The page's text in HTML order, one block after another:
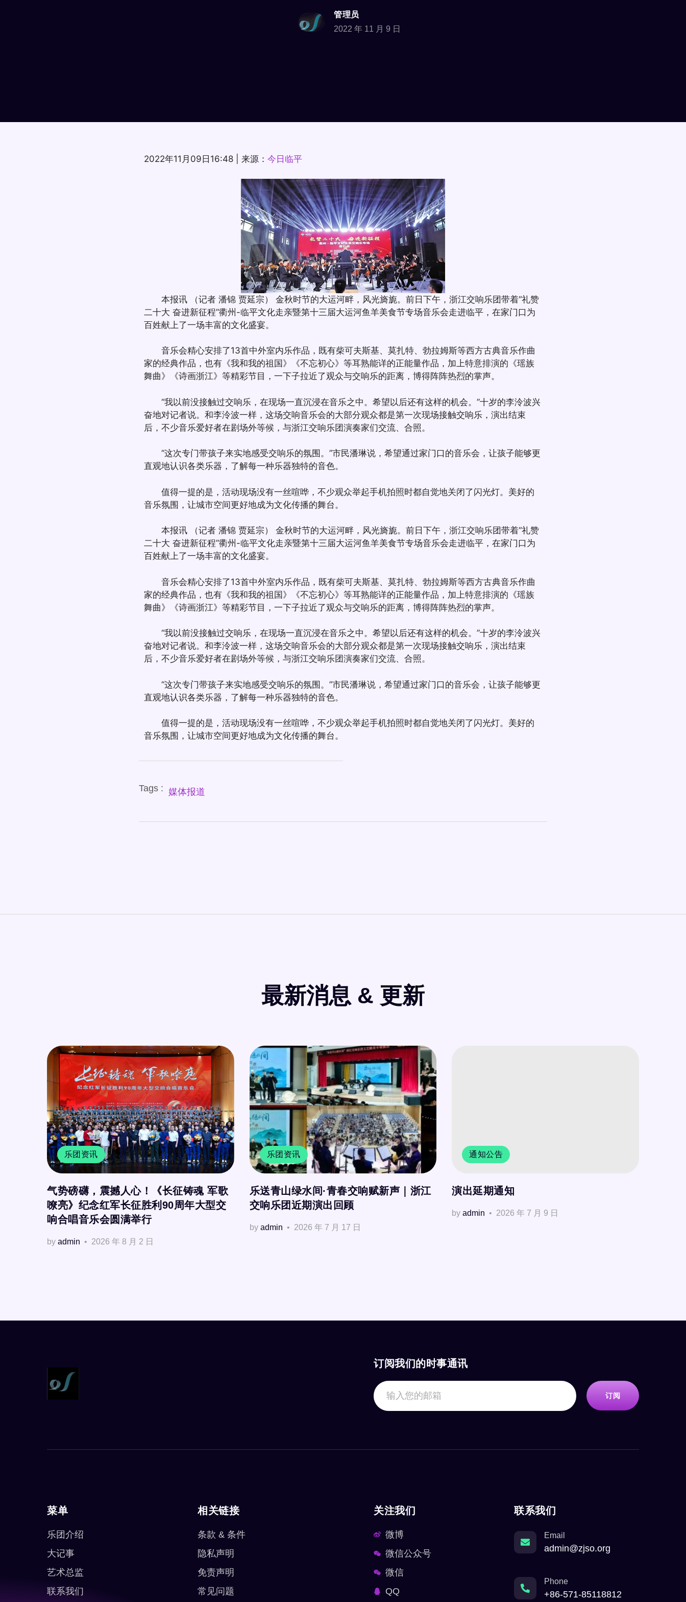
管理员
2022 年 11 月 9 日
2022年11月09日16:48 | 来源： 今日临平
本报讯 （记者 潘锦 贾延宗） 金秋时节的大运河畔，风光旖旎。前日下午，浙江交响乐团带着“礼赞
二十大 奋进新征程”衢州-临平文化走亲暨第十三届大运河鱼羊美食节专场音乐会走进临平，在家门口为
百姓献上了一场丰富的文化盛宴。
音乐会精心安排了13首中外室内乐作品，既有柴可夫斯基、莫扎特、勃拉姆斯等西方古典音乐作曲
家的经典作品，也有《我和我的祖国》《不忘初心》等耳熟能详的正能量作品，加上特意排演的《瑶族
舞曲》《诗画浙江》等精彩节目，一下子拉近了观众与交响乐的距离，博得阵阵热烈的掌声。
“我以前没接触过交响乐，在现场一直沉浸在音乐之中。希望以后还有这样的机会。”十岁的李泠波兴
奋地对记者说。和李泠波一样，这场交响音乐会的大部分观众都是第一次现场接触交响乐，演出结束
后，不少音乐爱好者在剧场外等候，与浙江交响乐团演奏家们交流、合照。
“这次专门带孩子来实地感受交响乐的氛围。”市民潘琳说，希望通过家门口的音乐会，让孩子能够更
直观地认识各类乐器，了解每一种乐器独特的音色。
值得一提的是，活动现场没有一丝喧哗，不少观众举起手机拍照时都自觉地关闭了闪光灯。美好的
音乐氛围，让城市空间更好地成为文化传播的舞台。
本报讯 （记者 潘锦 贾延宗） 金秋时节的大运河畔，风光旖旎。前日下午，浙江交响乐团带着“礼赞
二十大 奋进新征程”衢州-临平文化走亲暨第十三届大运河鱼羊美食节专场音乐会走进临平，在家门口为
百姓献上了一场丰富的文化盛宴。
音乐会精心安排了13首中外室内乐作品，既有柴可夫斯基、莫扎特、勃拉姆斯等西方古典音乐作曲
家的经典作品，也有《我和我的祖国》《不忘初心》等耳熟能详的正能量作品，加上特意排演的《瑶族
舞曲》《诗画浙江》等精彩节目，一下子拉近了观众与交响乐的距离，博得阵阵热烈的掌声。
“我以前没接触过交响乐，在现场一直沉浸在音乐之中。希望以后还有这样的机会。”十岁的李泠波兴
奋地对记者说。和李泠波一样，这场交响音乐会的大部分观众都是第一次现场接触交响乐，演出结束
后，不少音乐爱好者在剧场外等候，与浙江交响乐团演奏家们交流、合照。
“这次专门带孩子来实地感受交响乐的氛围。”市民潘琳说，希望通过家门口的音乐会，让孩子能够更
直观地认识各类乐器，了解每一种乐器独特的音色。
值得一提的是，活动现场没有一丝喧哗，不少观众举起手机拍照时都自觉地关闭了闪光灯。美好的
音乐氛围，让城市空间更好地成为文化传播的舞台。
Tags : 媒体报道
最新消息 & 更新
乐团资讯
气势磅礴，震撼人心！《长征铸魂 军歌
嘹亮》纪念红军长征胜利90周年大型交
响合唱音乐会圆满举行
by admin 2026 年 8 月 2 日
乐团资讯
乐送青山绿水间·青春交响赋新声｜浙江
交响乐团近期演出回顾
by admin 2026 年 7 月 17 日
通知公告
演出延期通知
byadmin 2026 年 7 月 9 日
订阅我们的时事通讯
订阅
菜单
乐团介绍
大记事
艺术总监
联系我们
相关链接
条款 & 条件
隐私声明
免责声明
常见问题
关注我们
微博
微信公众号
微信
QQ
联系我们
Email
admin@zjso.org
Phone
+86-571-85118812